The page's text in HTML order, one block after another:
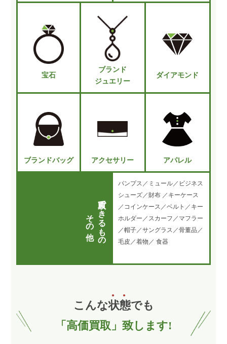
宝石
ブランド
ジュエリー
ダイアモンド
ブランドバッグ アクセサリー アパレル
買取できるもの
その他
パンプス／ミュール／ビジネス
シューズ／財布 ／キーケース
／コインケース／ベルト／キー
ホルダー／スカーフ／マフラー
／帽子／サングラス／骨董品／
毛皮／着物／ 食器
こんな状態でも
「高価買取」致します!